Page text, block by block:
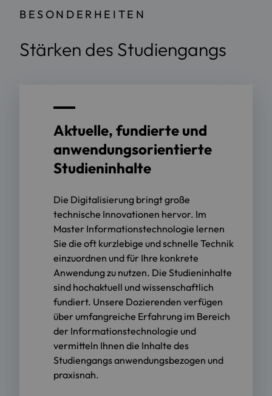
BESONDERHEITEN
Stärken des Studiengangs
Aktuelle, fundierte und
anwendungsorientierte
Studieninhalte
Die Digitalisierung bringt große
technische Innovationen hervor. Im
Master Informationstechnologie lernen
Sie die oft kurzlebige und schnelle Technik
einzuordnen und für Ihre konkrete
Anwendung zu nutzen. Die Studieninhalte
sind hochaktuell und wissenschaftlich
fundiert. Unsere Dozierenden verfügen
über umfangreiche Erfahrung im Bereich
der Informationstechnologie und
vermitteln Ihnen die Inhalte des
Studiengangs anwendungsbezogen und
praxisnah.